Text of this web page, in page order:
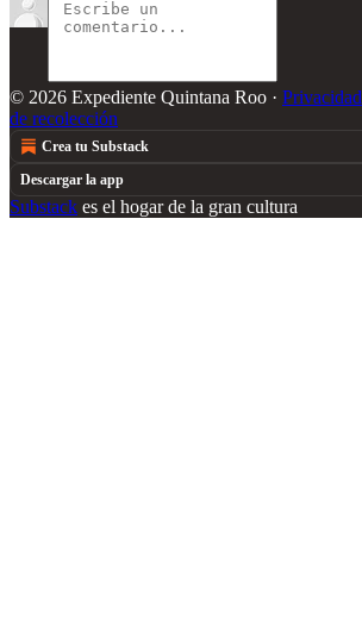
© 2026 Expediente Quintana Roo · Privacidad
de recolección
Crea tu Substack
Descargar la app
Substack es el hogar de la gran cultura